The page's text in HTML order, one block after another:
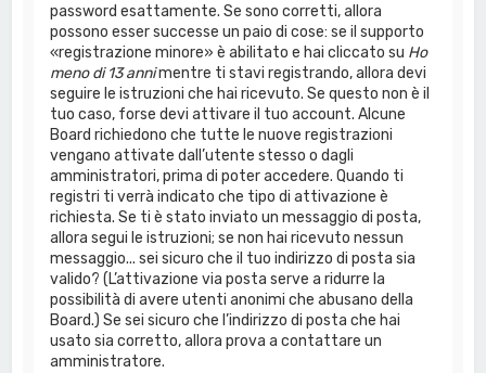
password esattamente. Se sono corretti, allora
possono esser successe un paio di cose: se il supporto
«registrazione minore» è abilitato e hai cliccato su Ho
meno di 13 annimentre ti stavi registrando, allora devi
seguire le istruzioni che hai ricevuto. Se questo non è il
tuo caso, forse devi attivare il tuo account. Alcune
Board richiedono che tutte le nuove registrazioni
vengano attivate dall’utente stesso o dagli
amministratori, prima di poter accedere. Quando ti
registri ti verrà indicato che tipo di attivazione è
richiesta. Se ti è stato inviato un messaggio di posta,
allora segui le istruzioni; se non hai ricevuto nessun
messaggio... sei sicuro che il tuo indirizzo di posta sia
valido? (L’attivazione via posta serve a ridurre la
possibilità di avere utenti anonimi che abusano della
Board.) Se sei sicuro che l’indirizzo di posta che hai
usato sia corretto, allora prova a contattare un
amministratore.